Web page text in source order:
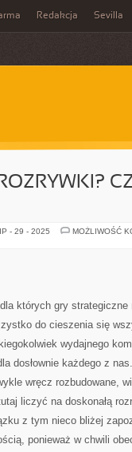
Redakcja Sevilla
- 29 - 2025
MOŻLIWOŚĆ
których gry
do cieszenia się
wydajnego
dosłownie każdego z
wręcz rozbudowane,
liczyć na doskonałą
z tym nieco bliżej
ponieważ w chwili